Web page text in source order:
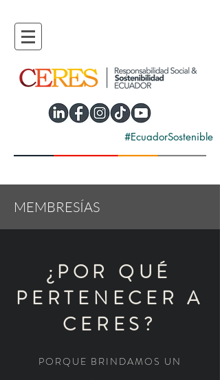
#EcuadorSostenible
MEMBRESÍAS
¿POR QUÉ
PERTENECER A
CERES?
PORQUE BRINDAMOS UN